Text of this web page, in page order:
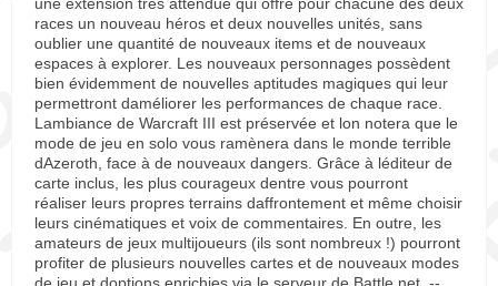
une extension très attendue qui offre pour chacune des deux
races un nouveau héros et deux nouvelles unités, sans
oublier une quantité de nouveaux items et de nouveaux
espaces à explorer. Les nouveaux personnages possèdent
bien évidemment de nouvelles aptitudes magiques qui leur
permettront daméliorer les performances de chaque race.
Lambiance de Warcraft III est préservée et lon notera que le
mode de jeu en solo vous ramènera dans le monde terrible
dAzeroth, face à de nouveaux dangers. Grâce à léditeur de
carte inclus, les plus courageux dentre vous pourront
réaliser leurs propres terrains daffrontement et même choisir
leurs cinématiques et voix de commentaires. En outre, les
amateurs de jeux multijoueurs (ils sont nombreux !) pourront
profiter de plusieurs nouvelles cartes et de nouveaux modes